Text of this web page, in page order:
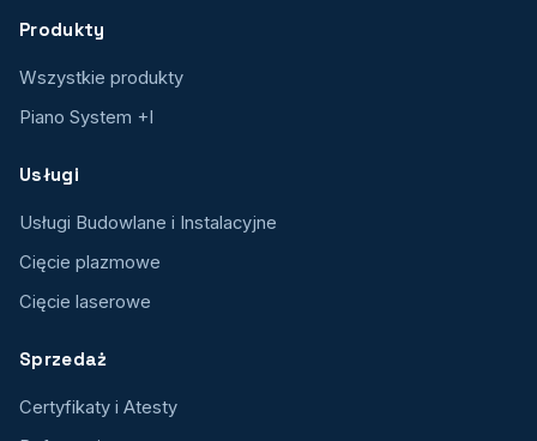
Produkty
Wszystkie produkty
Piano System +I
Usługi
Usługi Budowlane i Instalacyjne
Cięcie plazmowe
Cięcie laserowe
Sprzedaż
Certyfikaty i Atesty